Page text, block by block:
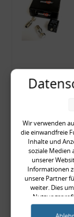
Wir verwenden
die einwandfreie
Inhalte und
soziale Medien
unserer
Informationen
unsere Partner
weiter. Dies
Products)
weiteren Daten